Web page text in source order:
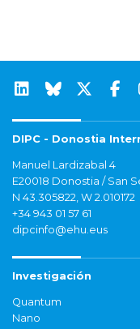
DIPC - Donostia
Manuel Lardizabal 4
E20018 Donostia / San
N 43.305822, W 2.010172
+34 943 01 57 61
dipcinfo@ehu.eus
Investigación
Quantum
Nano